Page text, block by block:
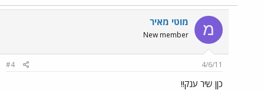
מ מוטי מאיר
New member
4/6/11
#4
כןן שיר ענק!!